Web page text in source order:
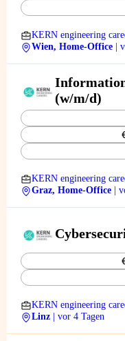
KERN engineering
Wien, Home-Office
|
(w/m/d)
KERN engineering
Graz, Home-Office
|
KERN engineering
Linz
| vor 4 Tagen